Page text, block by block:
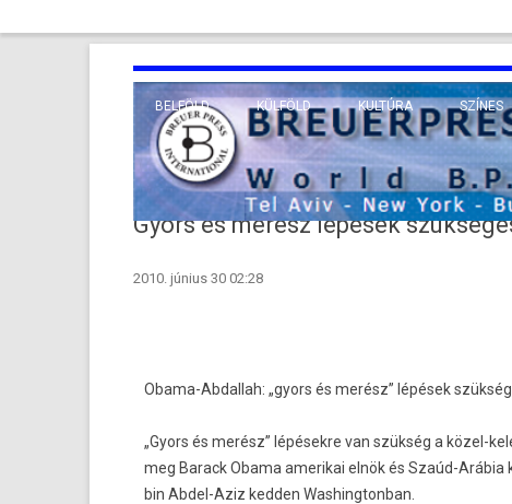
BELFÖLD KÜLFÖLD
EURÓPA
KÖZEL-KELET
TENGERENTÚL
KULTÚRA
VALLÁS
SZÍNES
Gyors és merész lépések
2010. június 30 02:28
Obama-Abdallah: „gyors és merész” lépések
„Gyors és merész” lépésekre van szükség a közel-
meg Barack Obama amerikai elnök és Szaúd-Arábia
bin Abdel-Aziz kedd­en Was­hington­ban.